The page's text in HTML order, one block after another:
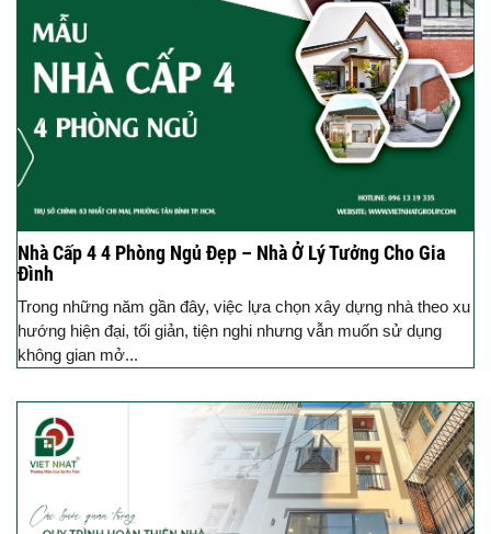
Nhà Cấp 4 4 Phòng Ngủ Đẹp – Nhà Ở Lý Tưởng Cho Gia
Đình
Trong những năm gần đây, việc lựa chọn xây dựng nhà theo xu
hướng hiện đại, tối giản, tiện nghi nhưng vẫn muốn sử dụng
không gian mở...